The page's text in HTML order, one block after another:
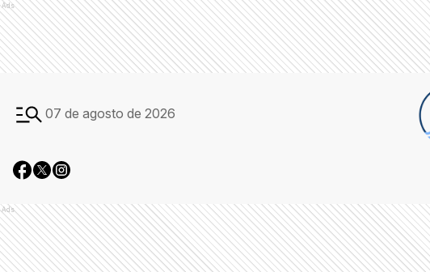
Ads
07 de agosto de 2026
Ads